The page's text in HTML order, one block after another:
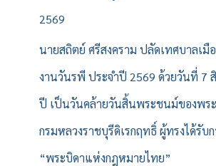
2569
นายสถิตย์ ศรีสงคราม ปลัดเทศบาลเมื
งานวันรพี ประจำปี 2569 ด้วยวันที่ 7
ปี เป็นวันคล้ายวันสิ้นพระชนม์ของพระ
กรมหลวงราชบุรีดิเรกฤทธิ์ ผู้ทรงได้รับ
“พระบิดาแห่งกฎหมายไทย”